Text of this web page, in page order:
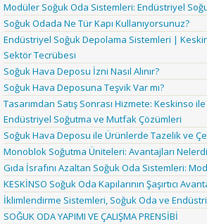
Modüler Soğuk Oda Sistemleri: Endüstriyel
Soğuk Odada Ne Tür Kapı Kullanıyorsunuz?
Endüstriyel Soğuk Depolama Sistemleri |
Sektör Tecrübesi
Soğuk Hava Deposu İzni Nasıl Alınır?
Soğuk Hava Deposuna Teşvik Var mı?
Tasarımdan Satış Sonrası Hizmete: Keskinso
Endüstriyel Soğutma ve Mutfak Çözümleri
Soğuk Hava Deposu ile Ürünlerde Tazelik ve
Monoblok Soğutma Üniteleri: Avantajları
Gıda İsrafını Azaltan Soğuk Oda Sistemleri:
KESKİNSO Soğuk Oda Kapılarının Şaşırtıcı
İklimlendirme Sistemleri, Soğuk Oda ve
SOĞUK ODA YAPIMI VE ÇALIŞMA PRENSİBİ